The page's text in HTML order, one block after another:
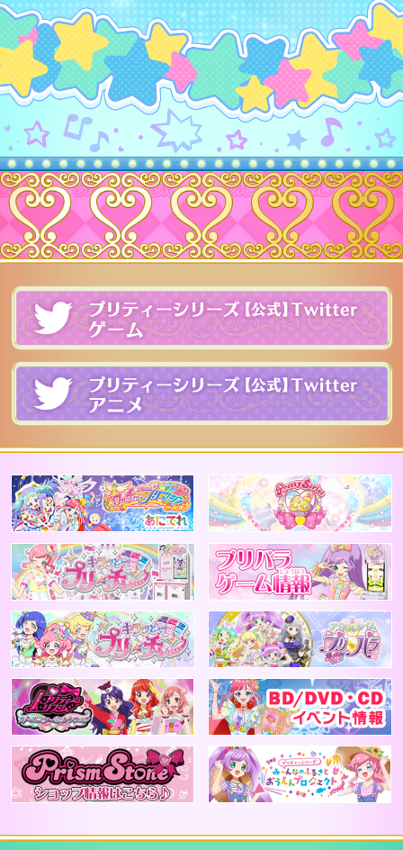
アニメ公式 ワッチャプリマジ！
キラッとプリチャン
アニメプリチャン
プリティーリズム
PrismStone ショップ情報はこちら
レアリティ
ワッチャ
ブランド
ジャンル/カラー
テイスト